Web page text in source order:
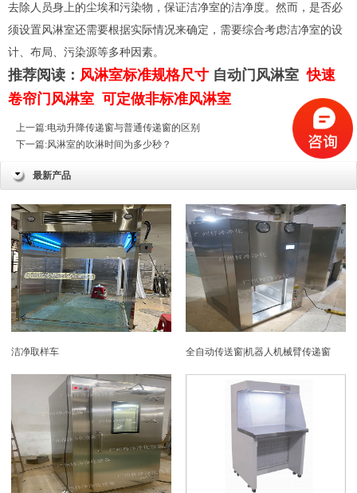
去除人员身上的尘埃和污染物，保证洁净室的洁净度。然而，是否必
须设置风淋室还需要根据实际情况来确定，需要综合考虑洁净室的设
计、布局、污染源等多种因素。
推荐阅读： 风淋室标准规格尺寸 自动门风淋室 快速
卷帘门风淋室 可定做非标准风淋室
上一篇:电动升降传递窗与普通传递窗的区别
下一篇:风淋室的吹淋时间为多少秒？
最新产品
洁净取样车 全自动传送窗|机器人机械臂传递窗